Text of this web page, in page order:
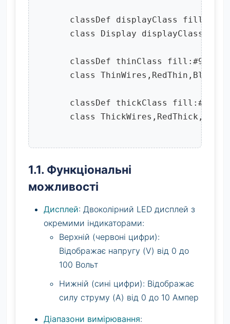
classDef displayClass
      class Display displayClass
classDef thinClass
class
classDef thickClass
class
1.1. Функціональні
можливості
Дисплей: Двоколірний LED дисплей з
окремими індикаторами:
Верхній (червоні цифри):
Відображає напругу (V) від 0 до
100 Вольт
Нижній (сині цифри): Відображає
силу струму (A) від 0 до 10 Ампер
Діапазони вимірювання: